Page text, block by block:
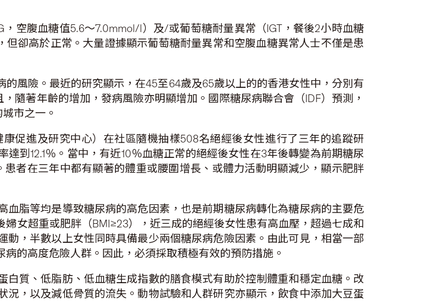
空腹血糖值5.6～7.0mmol/l）及/或葡萄糖耐量異常（IGT，餐後2小時血糖
卻高於正常。大量證據顯示葡萄糖耐量異常和空腹血糖異常人士不僅是患
風險。最近的研究顯示，在45至64歲及65歲以上的的香港女性中，分別有
隨著年齡的增加，發病風險亦明顯增加。國際糖尿病聯合會（IDF）預測，
市之一。
促進及研究中心）在社區隨機抽樣508名絕經後女性進行了三年的追蹤研
到12.1％。當中，有近10％血糖正常的絕經後女性在3年後轉變為前期糖尿
者在三年中都有顯著的體重或腰圍增長、或體力活動明顯減少，顯示肥胖
脂等均是導致糖尿病的高危因素，也是前期糖尿病轉化為糖尿病的主要危
女超重或肥胖（BMI≥23），近三成的絕經後女性患有高血壓，超過七成和
，半數以上女性同時具備最少兩個糖尿病危險因素。由此可見，相當一部
的高度危險人群。因此，必須採取積極有效的預防措施。
質、低脂肪、低血糖生成指數的膳食模式有助於控制體重和穩定血糖。改
，以及減低骨質的流失。動物試驗和人群研究亦顯示，飲食中添加大豆蛋